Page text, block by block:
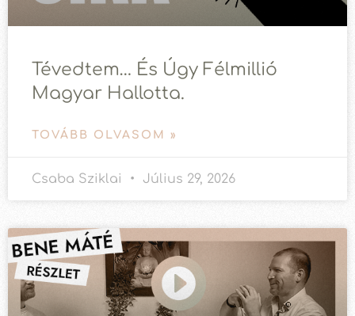
Tévedtem… És Úgy Félmillió
Magyar Hallotta.
TOVÁBB OLVASOM »
Csaba Sziklai Július 29, 2026